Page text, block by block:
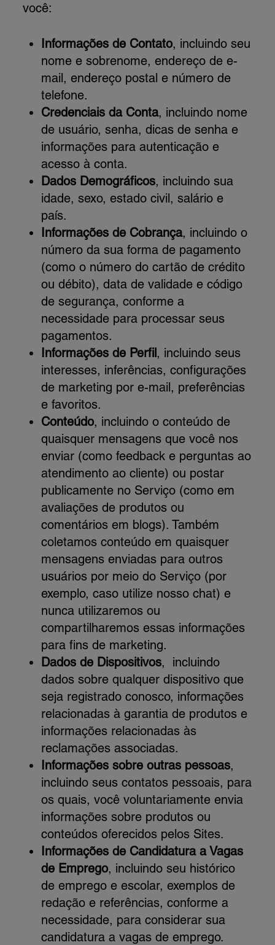
você:
Informações de Contato, incluindo seu
nome e sobrenome, endereço de e-
mail, endereço postal e número de
telefone.
Credenciais da Conta, incluindo nome
de usuário, senha, dicas de senha e
informações para autenticação e
acesso à conta.
Dados Demográficos, incluindo sua
idade, sexo, estado civil, salário e
país.
Informações de Cobrança, incluindo o
número da sua forma de pagamento
(como o número do cartão de crédito
ou débito), data de validade e código
de segurança, conforme a
necessidade para processar seus
pagamentos.
Informações de Perfil , incluindo seus
interesses, inferências, configurações
de marketing por e-mail, preferências
e favoritos.
Conteúdo, incluindo o conteúdo de
quaisquer mensagens que você nos
enviar (como feedback e perguntas ao
atendimento ao cliente) ou postar
publicamente no Serviço (como em
avaliações de produtos ou
comentários em blogs). Também
coletamos conteúdo em quaisquer
mensagens enviadas para outros
usuários por meio do Serviço (por
exemplo, caso utilize nosso chat) e
nunca utilizaremos ou
compartilharemos essas informações
para fins de marketing.
Dados de Dispositivos, incluindo
dados sobre qualquer dispositivo que
seja registrado conosco, informações
relacionadas à garantia de produtos e
informações relacionadas às
reclamações associadas.
Informações sobre outras pessoas,
incluindo seus contatos pessoais, para
os quais, você voluntariamente envia
informações sobre produtos ou
conteúdos oferecidos pelos Sites.
Informações de Candidatura a Vagas
de Emprego, incluindo seu histórico
de emprego e escolar, exemplos de
redação e referências, conforme a
necessidade, para considerar sua
candidatura a vagas de emprego.